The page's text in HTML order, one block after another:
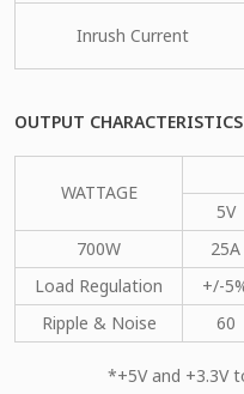
Inrush Current
OUTPUT CHARACTERISTICS
WATTAGE
5V
700W
25A
Load Regulation
+/-
Ripple & Noise
60
*+5V and +3.3V